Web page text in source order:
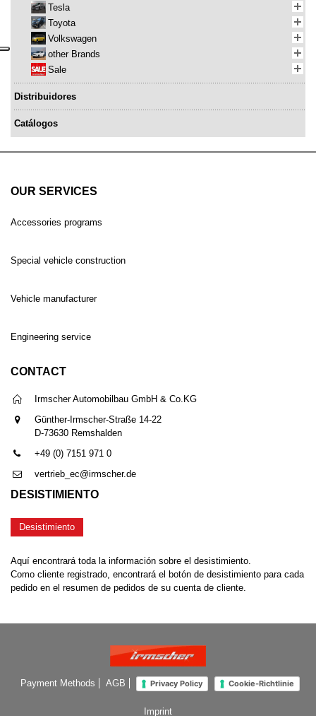
Tesla
Toyota
Volkswagen
other Brands
Sale
Distribuidores
Catálogos
OUR SERVICES
Accessories programs
Special vehicle construction
Vehicle manufacturer
Engineering service
CONTACT
Irmscher Automobilbau GmbH & Co.KG
Günther-Irmscher-Straße 14-22
D-73630 Remshalden
+49 (0) 7151 971 0
vertrieb_ec@irmscher.de
DESISTIMIENTO
Desistimiento
Aquí encontrará toda la información sobre el desistimiento.
Como cliente registrado, encontrará el botón de desistimiento para cada
pedido en el resumen de pedidos de su cuenta de cliente.
Payment Methods AGB Privacy Policy Cookie-Richtlinie
Imprint